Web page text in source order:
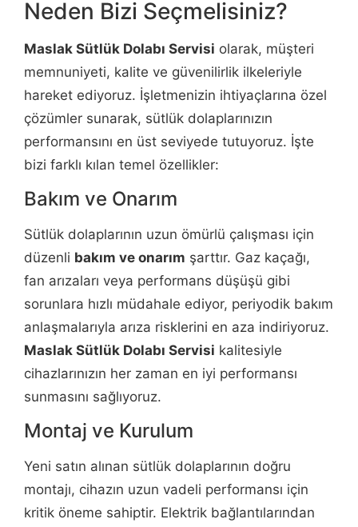
Neden Bizi Seçmelisiniz?
Maslak Sütlük Dolabı Servisi olarak, müşteri
memnuniyeti, kalite ve güvenilirlik ilkeleriyle
hareket ediyoruz. İşletmenizin ihtiyaçlarına özel
çözümler sunarak, sütlük dolaplarınızın
performansını en üst seviyede tutuyoruz. İşte
bizi farklı kılan temel özellikler:
Bakım ve Onarım
Sütlük dolaplarının uzun ömürlü çalışması için
düzenli bakım ve onarım şarttır. Gaz kaçağı,
fan arızaları veya performans düşüşü gibi
sorunlara hızlı müdahale ediyor, periyodik bakım
anlaşmalarıyla arıza risklerini en aza indiriyoruz.
Maslak Sütlük Dolabı Servisi kalitesiyle
cihazlarınızın her zaman en iyi performansı
sunmasını sağlıyoruz.
Montaj ve Kurulum
Yeni satın alınan sütlük dolaplarının doğru
montajı, cihazın uzun vadeli performansı için
kritik öneme sahiptir. Elektrik bağlantılarından